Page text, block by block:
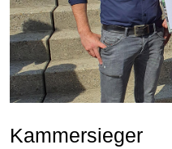
Kammersieger